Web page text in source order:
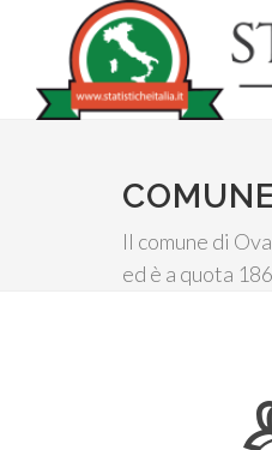
Il comune di
ed è a quota